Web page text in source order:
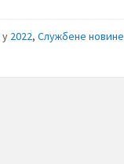
у 2022,Службене новине